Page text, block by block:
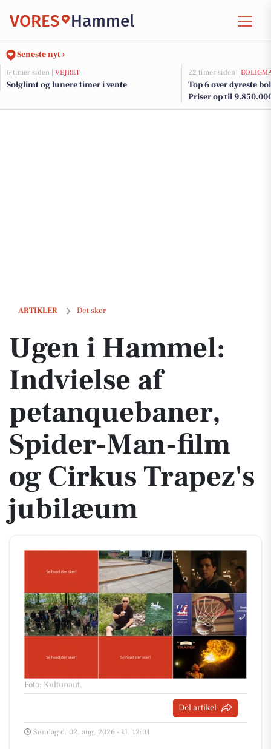
VORES Hammel
Seneste nyt ›
6 timer siden | VEJRET
Solglimt og lunere timer i vente
22 timer siden |
Top 6 over dyreste
Priser op til
ARTIKLER Det sker
Ugen i Hammel: Indvielse af petanquebaner, Spider-Man-film og
Ugen i Hammel:
Indvielse af
petanquebaner,
Spider-Man-film
og Cirkus Trapez's
jubilæum
Foto: Kultunaut.
Del artikel
Søndag d. 02. aug. 2026 - kl. 12:01